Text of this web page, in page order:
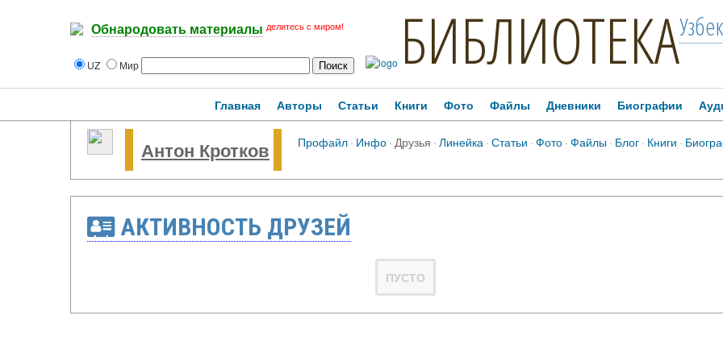
Обнародовать материалы делитесь с миром!
UZ Мир БИБЛИОТЕКА
Главная Авторы Статьи Книги Фото Файлы Дневники Биографии
Антон Кротков Профайл· Инфо· Друзья ·Линейка ·Статьи ·Фото·Файлы· Блог· Книги ·
АКТИВНОСТЬ ДРУЗЕЙ
ПУСТО